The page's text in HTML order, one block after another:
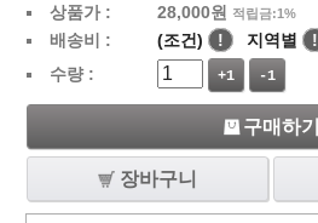
상품가 : 28,000원 적립금:1%
배송비 : (조건) ! 지역별
!
수량 :
+1 -1
구매하기
장바구니